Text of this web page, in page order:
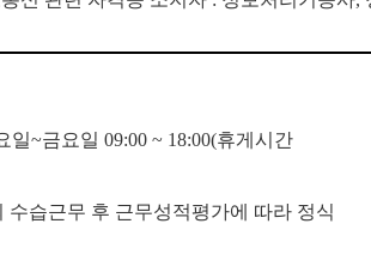
~금요일 09:00 ~ 18:00(휴게시간
습근무 후 근무성적평가에 따라 정식